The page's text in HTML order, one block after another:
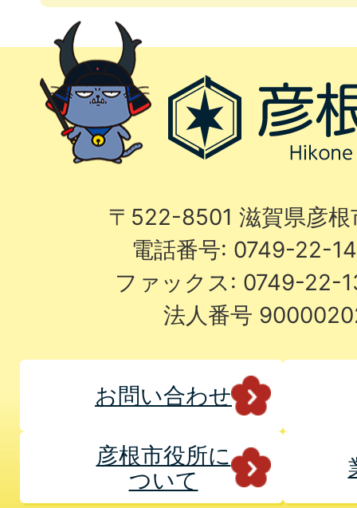
〒522-8501 滋賀県彦
電話番号: 0749-22-
ファックス: 0749-22-
法人番号
お問い合わせ
彦根市役所に
ついて